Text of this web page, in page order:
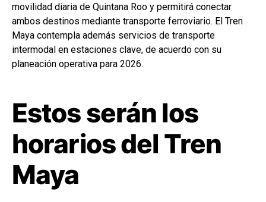
movilidad diaria de Quintana Roo y permitirá conectar
ambos destinos mediante transporte ferroviario. El Tren
Maya contempla además servicios de transporte
intermodal en estaciones clave, de acuerdo con su
planeación operativa para 2026.
Estos serán los
horarios del Tren
Maya